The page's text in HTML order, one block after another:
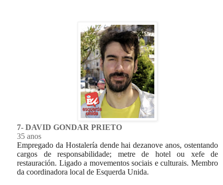
7- DAVID GONDAR PRIETO
35 anos
Empregado da Hostalería dende hai dezanove anos, ostentando
cargos de responsabilidade; metre de hotel ou xefe de
restauración. Ligado a movementos sociais e culturais. Membro
da coordinadora local de Esquerda Unida.